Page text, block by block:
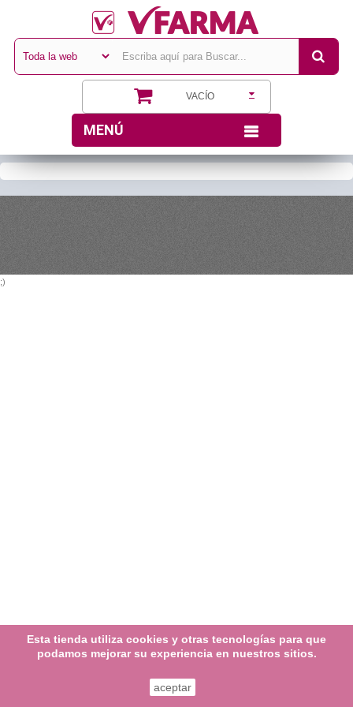
VACÍO
MENÚ
Esta tienda utiliza cookies y otras tecnologías para que
podamos mejorar su experiencia en nuestros sitios.
aceptar
;)